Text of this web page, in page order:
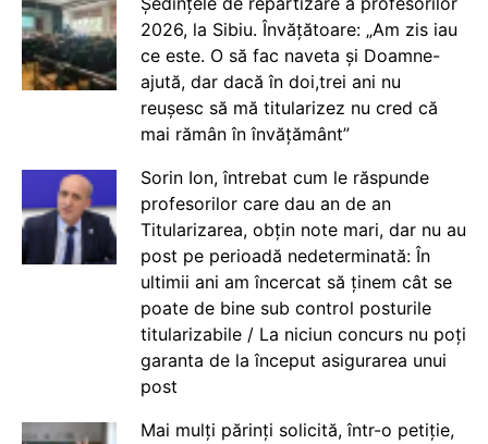
2026, la Sibiu. Învățătoare: „Am zis iau
ce este. O să fac naveta și Doamne-
ajută, dar dacă în doi,trei ani nu
reușesc să mă titularizez nu cred că
mai rămân în învățământ”
Sorin Ion, întrebat cum le răspunde
profesorilor care dau an de an
Titularizarea, obțin note mari, dar nu au
post pe perioadă nedeterminată: În
ultimii ani am încercat să ținem cât se
poate de bine sub control posturile
titularizabile / La niciun concurs nu poți
garanta de la început asigurarea unui
post
Mai mulți părinți solicită, într-o petiție,